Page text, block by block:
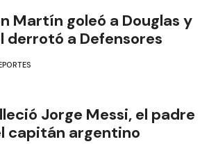
Martín goleó a Douglas y
derrotó a Defensores
Jorge Messi, el padre
capitán argentino